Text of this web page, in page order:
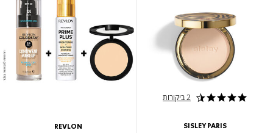
4.5 star rating 2 ביקורות
SISLEY PARIS
REVLON